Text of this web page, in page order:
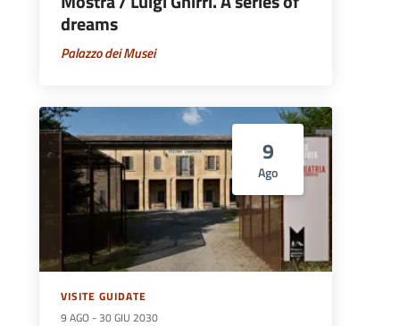
dreams
Palazzo dei Musei
9
Ago
VISITE GUIDATE
9 AGO -30 GIU 2030